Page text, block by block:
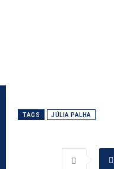
TAGS JÚLIA PALHA